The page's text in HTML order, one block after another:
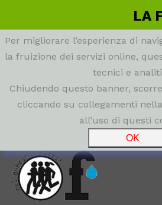
Per migliorare l’esperienza di
la fruizione dei servizi online,
tecnici e
Chiudendo questo banner,
cliccando su collegamenti
all’uso di questi
LA